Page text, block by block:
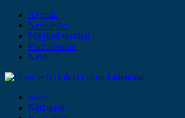
Agenda
Newsletter
Mitglied werden
Förderverein
News
Start
Netzwerk